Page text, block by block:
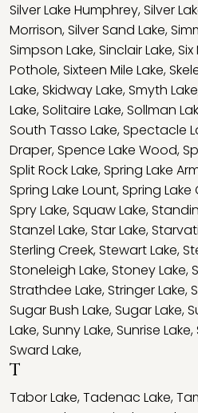
Silver Lake Humphrey,Silver
Morrison,Silver Sand Lake,
Simpson Lake,Sinclair Lake,Six
Pothole,Sixteen Mile Lake,
Lake,Skidway Lake,Smyth Lake
Lake,Solitaire Lake,Sollman
South Tasso Lake,Spectacle
Draper,Spence Lake Wood,
Split Rock Lake,Spring Lake
Spring Lake Lount,Spring Lake
Spry Lake,Squaw Lake,
Stanzel Lake,Star Lake,
Sterling Creek,Stewart Lake,
Stoneleigh Lake,Stoney Lake,
Strathdee Lake,Stringer Lake,
Sugar Bush Lake,Sugar Lake,
Lake,Sunny Lake,Sunrise Lake,
Sward Lake,
T
Tabor Lake,Tadenac Lake,